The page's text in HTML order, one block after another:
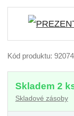
Kód produktu:
Skladem 2
Skladové zásoby